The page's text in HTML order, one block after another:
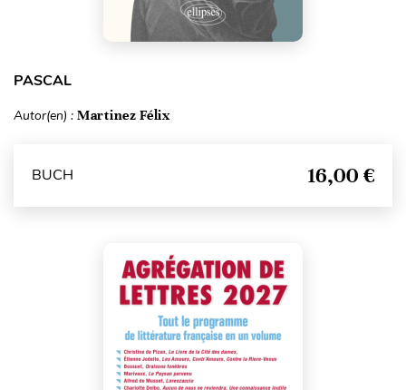
PASCAL
Autor(en) : Martinez Félix
BUCH 16,00 €